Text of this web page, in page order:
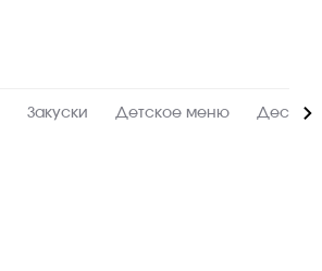
Закуски Детское меню